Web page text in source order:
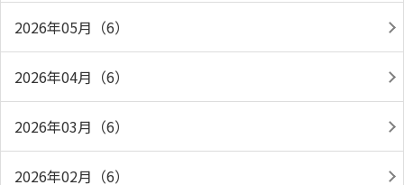
2026年05月（6）
2026年04月（6）
2026年03月（6）
2026年02月（6）